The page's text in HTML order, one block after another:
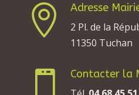

Adresse
2 Pl. de la
11350 Tuchan

Contacter la